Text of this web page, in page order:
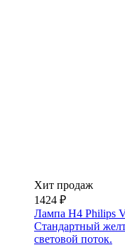
Хит продаж
1424 ₽
Лампа H4 Philips
Стандартный
световой поток.